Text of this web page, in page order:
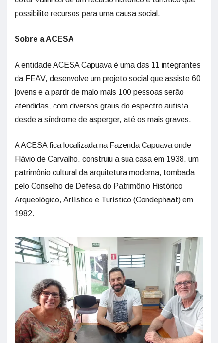
possibilite recursos para uma causa social.
Sobre a ACESA
A entidade ACESA Capuava é uma das 11 integrantes
da FEAV, desenvolve um projeto social que assiste 60
jovens e a partir de maio mais 100 pessoas serão
atendidas, com diversos graus do espectro autista
desde a síndrome de asperger, até os mais graves.
A ACESA fica localizada na Fazenda Capuava onde
Flávio de Carvalho, construiu a sua casa em 1938, um
patrimônio cultural da arquitetura moderna, tombada
pelo Conselho de Defesa do Patrimônio Histórico
Arqueológico, Artístico e Turístico (Condephaat) em
1982.